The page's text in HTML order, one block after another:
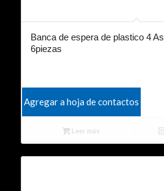
Banca de espera de plastico 4
6piezas
Agregar a hoja de contactos
Leer más